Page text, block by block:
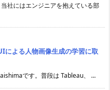
社にはエンジニアを抱えている部
よる人物画像生成の学習に取
です。普段は Tableau、 ...